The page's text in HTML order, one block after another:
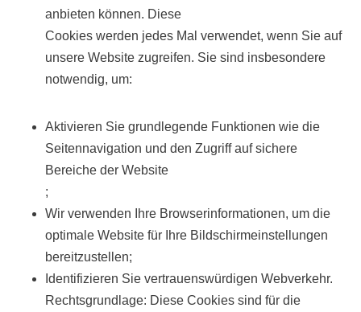
anbieten können. Diese
Cookies werden jedes Mal verwendet, wenn Sie auf
unsere Website zugreifen. Sie sind insbesondere
notwendig, um:
Aktivieren Sie grundlegende Funktionen wie die
Seitennavigation und den Zugriff auf sichere
Bereiche der Website
;
Wir verwenden Ihre Browserinformationen, um die
optimale Website für Ihre Bildschirmeinstellungen
bereitzustellen;
Identifizieren Sie vertrauenswürdigen Webverkehr.
Rechtsgrundlage: Diese Cookies sind für die